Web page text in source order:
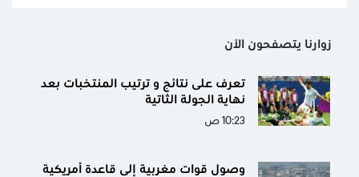
زوارنا يتصفحون الآن
تعرف على نتائج و ترتيب المنتخبات بعد
نهاية الجولة الثاتية
10:23 ص
وصول قوات مغربية إلى قاعدة أمريكية